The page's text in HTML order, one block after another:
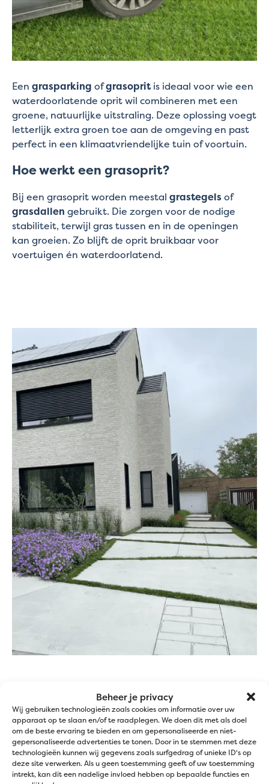
Beheer je privacy
Wij gebruiken technologieën zoals cookies om informatie over uw
apparaat op te slaan en/of te raadplegen. We doen dit met als doel
om de beste ervaring te bieden en om gepersonaliseerde en niet-
gepersonaliseerde advertenties te tonen. Door in te stemmen met deze
technologieën kunnen wij gegevens zoals surfgedrag of unieke ID's op
deze site verwerken. Als u geen toestemming geeft of uw toestemming
intrekt, kan dit een nadelige invloed hebben op bepaalde functies en
Een grasparking ofgrasopritis ideaal voor wie een
waterdoorlatende oprit wil combineren met een
groene, natuurlijke uitstraling. Deze oplossing voegt
letterlijk extra groen toe aan de omgeving en past
perfect in een klimaatvriendelijke tuin of voortuin.
Hoe werkt een grasoprit?
Bij een grasoprit worden meestal grastegelsof
grasdallen gebruikt. Die zorgen voor de nodige
stabiliteit, terwijl gras tussen en in de openingen
kan groeien. Zo blijft de oprit bruikbaar voor
voertuigen én waterdoorlatend.
Hoe leg ik een grasoprit aan?
Voor een duurzame opbouw van een grasparking
werk je met aangepaste substraten:
funderingssubstraatzoals CREAsoil
legbedsubstraatzoals CREAbed